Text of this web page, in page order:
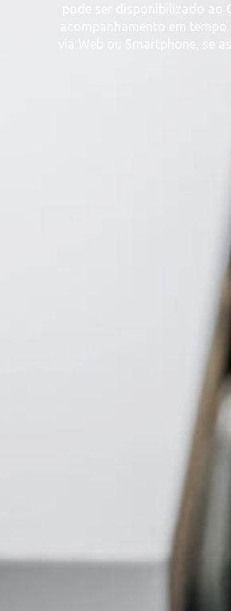
pode ser disponibilizado ao
acompanhamento em tempo
via Web ou Smartphone, se